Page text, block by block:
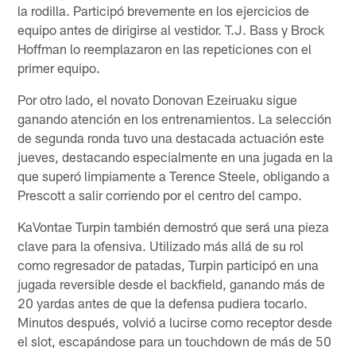
la rodilla. Participó brevemente en los ejercicios de
equipo antes de dirigirse al vestidor. T.J. Bass y Brock
Hoffman lo reemplazaron en las repeticiones con el
primer equipo.
Por otro lado, el novato Donovan Ezeiruaku sigue
ganando atención en los entrenamientos. La selección
de segunda ronda tuvo una destacada actuación este
jueves, destacando especialmente en una jugada en la
que superó limpiamente a Terence Steele, obligando a
Prescott a salir corriendo por el centro del campo.
KaVontae Turpin también demostró que será una pieza
clave para la ofensiva. Utilizado más allá de su rol
como regresador de patadas, Turpin participó en una
jugada reversible desde el backfield, ganando más de
20 yardas antes de que la defensa pudiera tocarlo.
Minutos después, volvió a lucirse como receptor desde
el slot, escapándose para un touchdown de más de 50